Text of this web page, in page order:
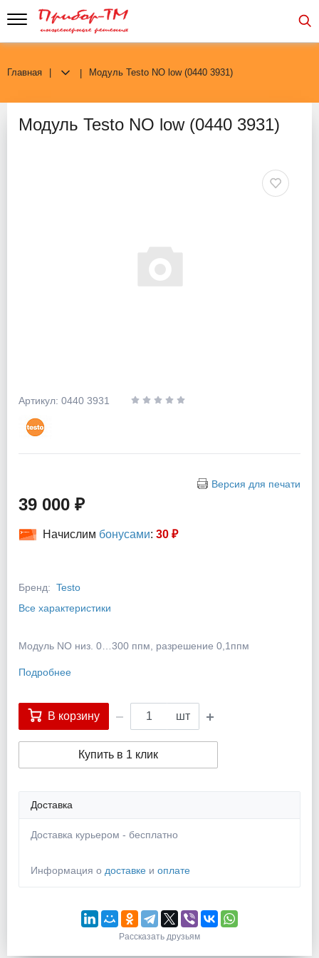
Главная Модуль Testo NO low (0440 3931)
Модуль Testo NO low (0440 3931)
Артикул: 0440 3931
Версия для печати
39 000 ₽
Начислим бонусами: 30 ₽
Бренд: Testo
Все характеристики
Модуль NO низ. 0…300 ппм, разрешение 0,1ппм
Подробнее
В корзину шт
Купить в 1 клик
Доставка
Доставка курьером - бесплатно
Информация о доставке и оплате
Рассказать друзьям